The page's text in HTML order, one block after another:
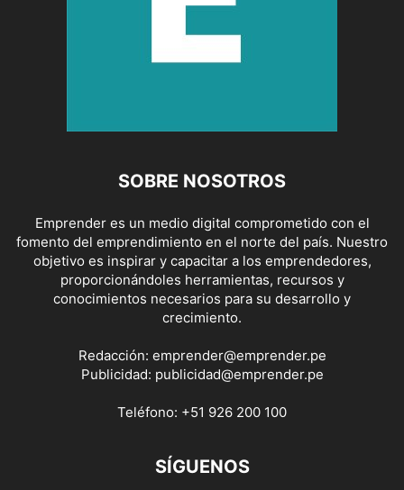
SOBRE NOSOTROS
Emprender es un medio digital comprometido con el
fomento del emprendimiento en el norte del país. Nuestro
objetivo es inspirar y capacitar a los emprendedores,
proporcionándoles herramientas, recursos y
conocimientos necesarios para su desarrollo y
crecimiento.
Redacción: emprender@emprender.pe
Publicidad: publicidad@emprender.pe
Teléfono: +51 926 200 100
SÍGUENOS